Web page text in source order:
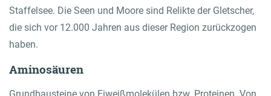
Staffelsee. Die Seen und Moore sind Relikte der Gletscher,
die sich vor 12.000 Jahren aus dieser Region zurückzogen
haben.
Aminosäuren